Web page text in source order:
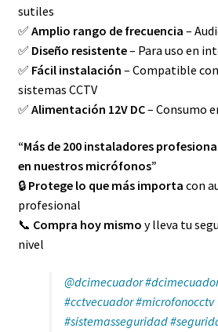
sutiles
✅ Amplio rango de frecuencia –
✅ Diseño resistente– Para uso en
✅ Fácil instalación – Compatible
sistemas CCTV
✅ Alimentación 12V DC– Consumo
“Más de 200 instaladores
en nuestros micrófonos”
🔒 Protege lo que más importa con
profesional
📞 Compra hoy mismo y lleva tu
nivel
@dcimecuador
#cctvecuador#microfonocctv
#sistemasseguridad